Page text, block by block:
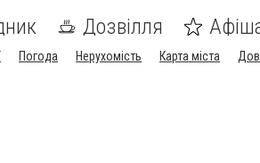
Дозвілля
Погода Нерухомість Карта міста